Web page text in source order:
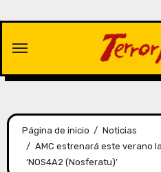
contenido
Página de inicio
Noticias
AMC estrenará este verano
‘NOS4A2 (Nosferatu)’